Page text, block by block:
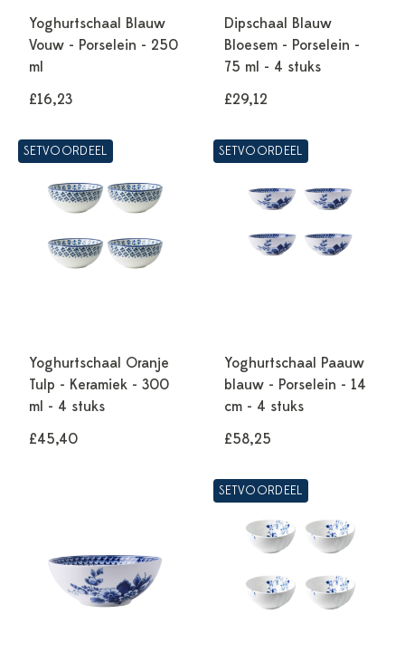
Yoghurtschaal Blauw
Vouw - Porselein - 250
ml
£16,23
Dipschaal Blauw
Bloesem - Porselein -
75 ml - 4 stuks
£29,12
SETVOORDEEL
Yoghurtschaal Oranje
Tulp - Keramiek - 300
ml - 4 stuks
£45,40
SETVOORDEEL
Yoghurtschaal Paauw
blauw - Porselein - 14
cm - 4 stuks
£58,25
SETVOORDEEL